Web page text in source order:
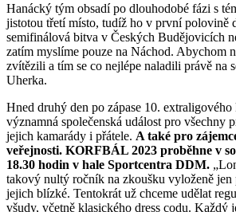
Hanácký tým obsadí po dlouhodobé fázi s
jistotou třetí místo, tudíž ho v první polovině
semifinálová bitva v Českých Budějovicích
zatím myslíme pouze na Náchod. Abychom
zvítězili a tím se co nejlépe naladili právě na
Uherka.
Hned druhý den po zápase 10.
významná společenská událost pro všechny
jejich kamarády i přátele. A také pro
veřejnosti. KORFBÁL 2023 proběhne v
18.30 hodin v hale Sportcentra DDM.
takový nultý ročník na zkoušku vyloženě jen
jejich blízké. Tentokrát už chceme udělat
všudy, včetně klasického dress codu. Každý